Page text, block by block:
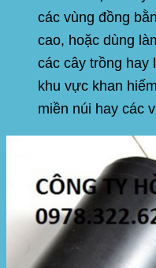
các vùng đồng
cao, hoặc dùng
các cây trồng hay
khu vực khan
miền núi hay các